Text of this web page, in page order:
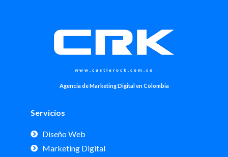
www.castlerock.com.co
Agencia de Marketing Digital en Colombia
Servicios
Diseño Web
Marketing Digital